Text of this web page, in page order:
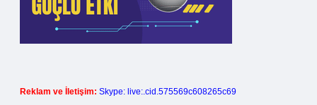
Reklam ve İletişim: Skype: live:.cid.575569c608265c69